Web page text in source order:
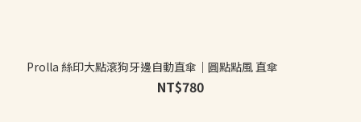
Prolla 絲印大點滾狗牙邊自動直傘｜圓點點風 直傘
NT$780